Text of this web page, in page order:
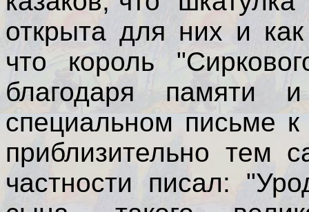
открыта для них и как
что король
благодаря памяти
специальном письме
приблизительно тем
частности писал: